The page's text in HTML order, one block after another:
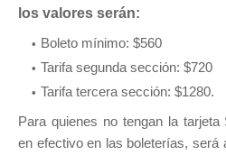
los valores serán:
Boleto mínimo: $560
Tarifa segunda sección: $720
Tarifa tercera sección: $1280.
Para quienes no tengan la
en efectivo en las boleterías, será